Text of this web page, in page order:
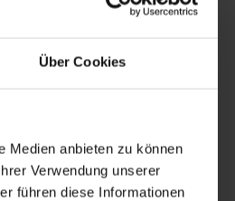
Über Cookies
Medien anbieten zu können
Verwendung unserer
führen diese Informationen